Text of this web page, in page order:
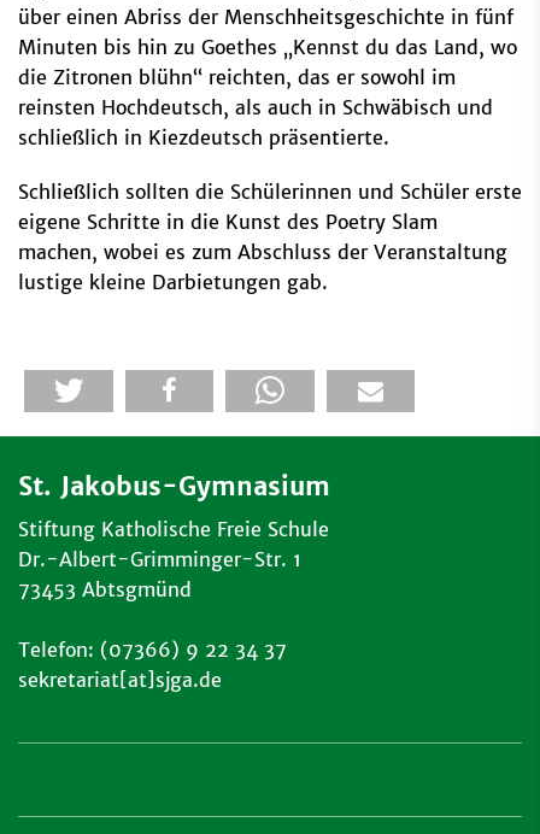
über einen Abriss der Menschheitsgeschichte in fünf
Minuten bis hin zu Goethes „Kennst du das Land, wo
die Zitronen blühn“ reichten, das er sowohl im
reinsten Hochdeutsch, als auch in Schwäbisch und
schließlich in Kiezdeutsch präsentierte.
Schließlich sollten die Schülerinnen und Schüler erste
eigene Schritte in die Kunst des Poetry Slam
machen, wobei es zum Abschluss der Veranstaltung
lustige kleine Darbietungen gab.
St. Jakobus-Gymnasium
Stiftung Katholische Freie Schule
Dr.-Albert-Grimminger-Str. 1
73453 Abtsgmünd
Telefon: (07366) 9 22 34 37
sekretariat[at]sjga.de